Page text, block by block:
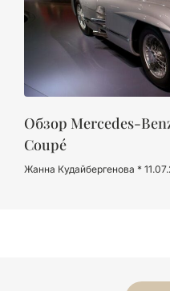
Обзор Mercedes-
Coupé
Жанна Кудайбергенова